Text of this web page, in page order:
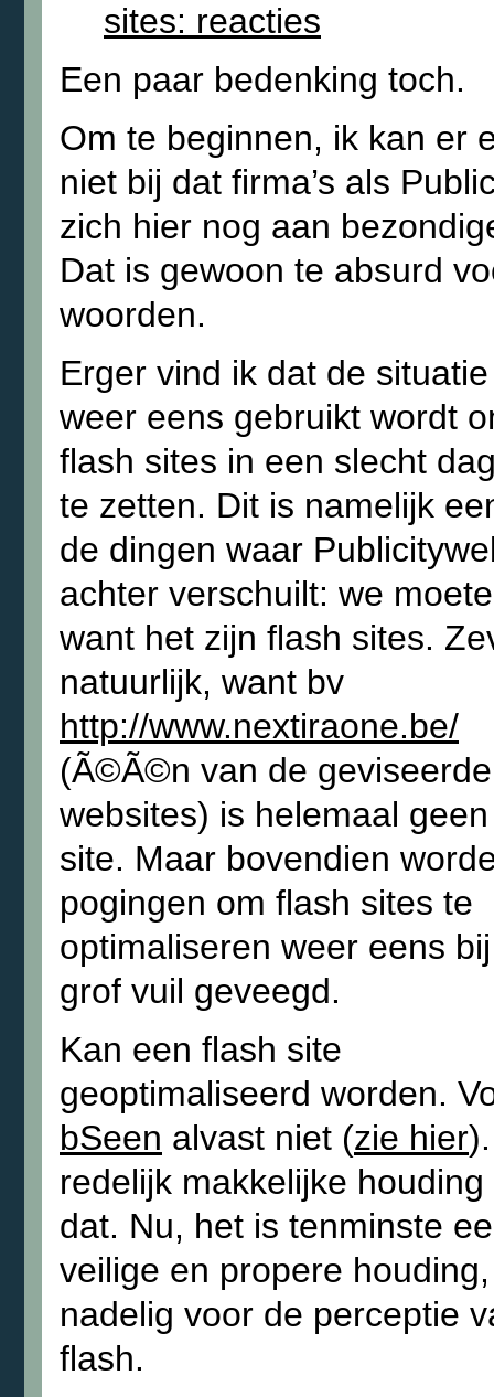
sites: reacties
Een paar bedenking toch.
Om te beginnen, ik kan er
niet bij dat firma’s als
zich hier nog aan
Dat is gewoon te absurd
woorden.
Erger vind ik dat de
weer eens gebruikt wordt
flash sites in een slecht
te zetten. Dit is namelijk
de dingen waar
achter verschuilt: we
want het zijn flash sites.
natuurlijk, want bv
http://www.nextiraone.be/
(Ã©Ã©n van de geviseerde
websites) is helemaal
site. Maar bovendien
pogingen om flash sites te
optimaliseren weer eens
grof vuil geveegd.
Kan een flash site
geoptimaliseerd worden.
bSeen alvast niet (zie hier
redelijk makkelijke houding
dat. Nu, het is tenminste
veilige en propere
nadelig voor de perceptie
flash.